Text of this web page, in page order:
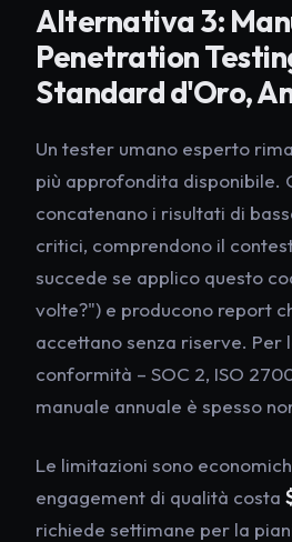
Alternativa 3:
Penetration
Standard d'Oro,
Un tester umano esperto
più approfondita disponibile.
concatenano i risultati di
critici, comprendono il
succede se applico questo
volte?") e producono report
accettano senza riserve. Per
conformità – SOC 2, ISO
manuale annuale è spesso
Le limitazioni sono
engagement di qualità costa
richiede settimane per la